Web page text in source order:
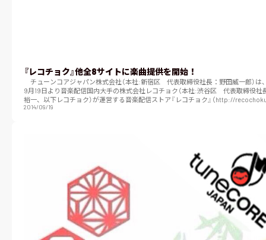
『レコチョク』他全8サイトに楽曲提供を開始！
チューンコアジャパン株式会社（本社:新宿区 代表取締役社長：野田威一郎）は
9月19日より音楽配信国内大手の株式会社レコチョク（本社:渋谷区 代表取締役社
裕一、以下レコチョク）が運営する音楽配信ストア『レコチョク』（http://
はじめとする…
2014/09/19